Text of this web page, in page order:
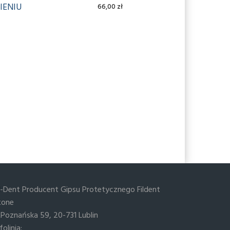
5KG
66,00 zł
Dent Producent Gipsu Protetycznego Fildent
59, 20-731 Lublin